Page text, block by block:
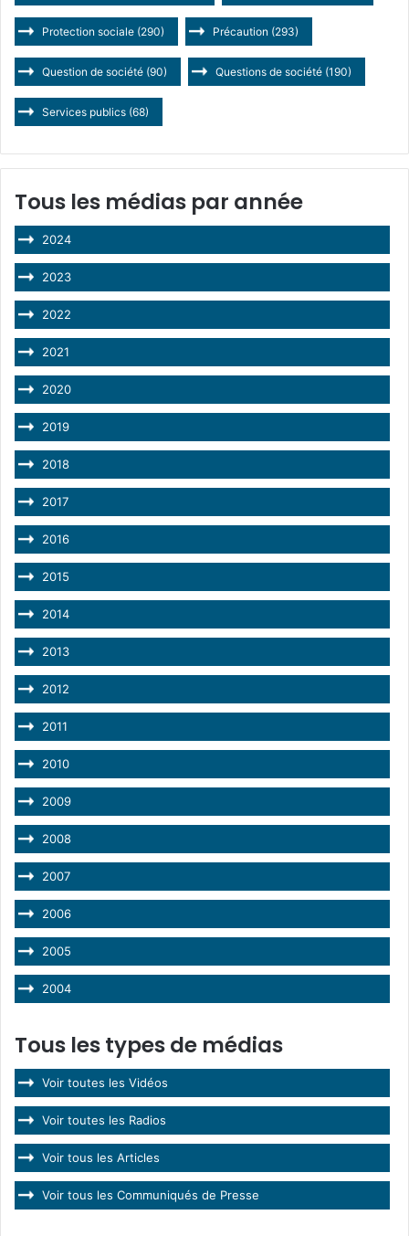
Protection sociale (290) Précaution (293)
Question de société (90) Questions de société (190)
Services publics (68)
Tous les médias par année
2024
2023
2022
2021
2020
2019
2018
2017
2016
2015
2014
2013
2012
2011
2010
2009
2008
2007
2006
2005
2004
Tous les types de médias
Voir toutes les Vidéos
Voir toutes les Radios
Voir tous les Articles
Voir tous les Communiqués de Presse